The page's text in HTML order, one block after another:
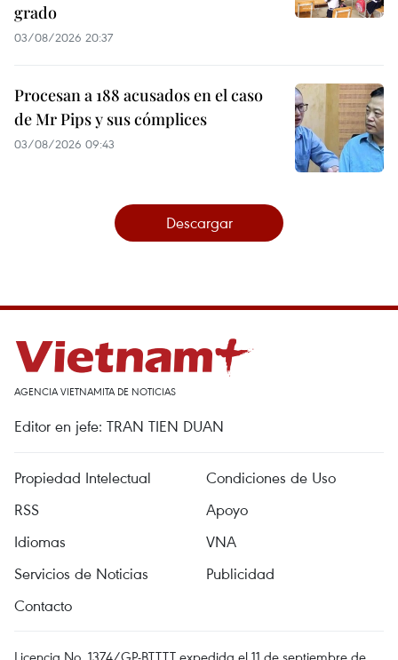
grado
03/08/2026 20:37
Procesan a 188 acusados en el caso
de Mr Pips y sus cómplices
03/08/2026 09:43
Descargar
AGENCIA VIETNAMITA DE NOTICIAS
Editor en jefe: TRAN TIEN DUAN
Propiedad Intelectual
Condiciones de Uso
RSS
Apoyo
Idiomas
VNA
Servicios de Noticias
Publicidad
Contacto
Licencia No. 1374/GP-BTTTT expedida el 11 de septiembre de